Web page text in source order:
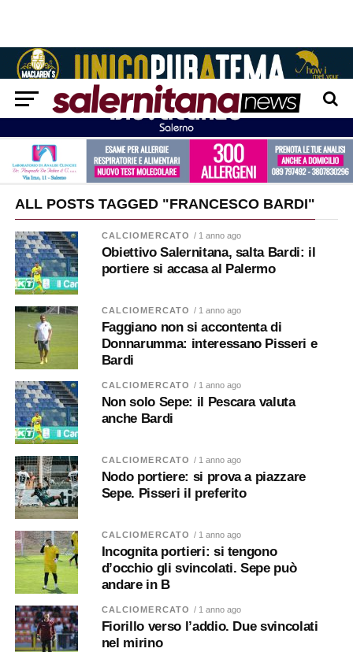
ALL POSTS TAGGED "FRANCESCO BARDI"
CALCIOMERCATO / 1 anno ago
Obiettivo Salernitana, salta Bardi: il
portiere si accasa al Palermo
CALCIOMERCATO / 1 anno ago
Faggiano non si accontenta di
Donnarumma: interessano Pisseri e
Bardi
CALCIOMERCATO / 1 anno ago
Non solo Sepe: il Pescara valuta
anche Bardi
CALCIOMERCATO / 1 anno ago
Nodo portiere: si prova a piazzare
Sepe. Pisseri il preferito
CALCIOMERCATO / 1 anno ago
Incognita portieri: si tengono
d’occhio gli svincolati. Sepe può
andare in B
CALCIOMERCATO / 1 anno ago
Fiorillo verso l’addio. Due svincolati
nel mirino